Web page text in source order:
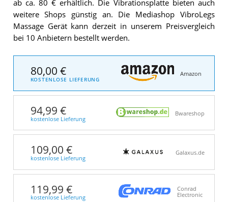
ab ca. 80 € erhältlich. Die Vibrationsplatte bieten auch
weitere Shops günstig an. Die Mediashop VibroLegs
Massage Gerät kann derzeit in unserem Preisvergleich
bei 10 Anbietern bestellt werden.
80,00 €
KOSTENLOSE LIEFERUNG
Amazon
94,99 €
kostenlose Lieferung
Bwareshop
109,00 €
kostenlose Lieferung
Galaxus.de
119,99 €
kostenlose Lieferung
Conrad
Electronic